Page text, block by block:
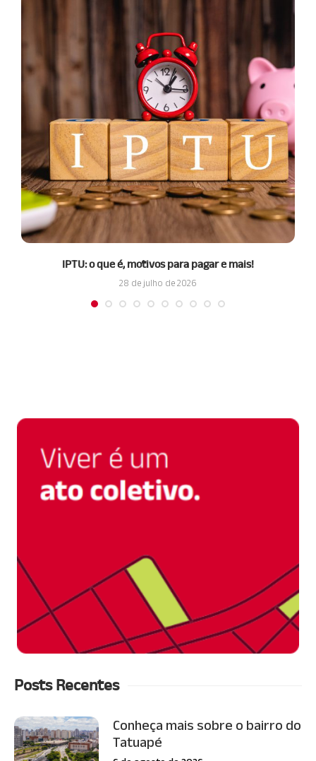
IPTU: o que é, motivos para pagar e mais!
28 de julho de 2026
Posts Recentes
Conheça mais sobre o bairro do
Tatuapé